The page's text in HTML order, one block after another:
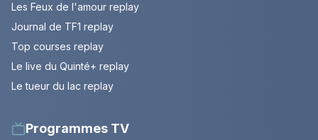
Les Feux de l'amour replay
Journal de TF1 replay
Top courses replay
Le live du Quinté+ replay
Le tueur du lac replay
Programmes TV